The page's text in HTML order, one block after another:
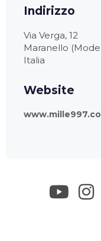
Indirizzo
Via Verga, 12
Maranello
Italia
Website